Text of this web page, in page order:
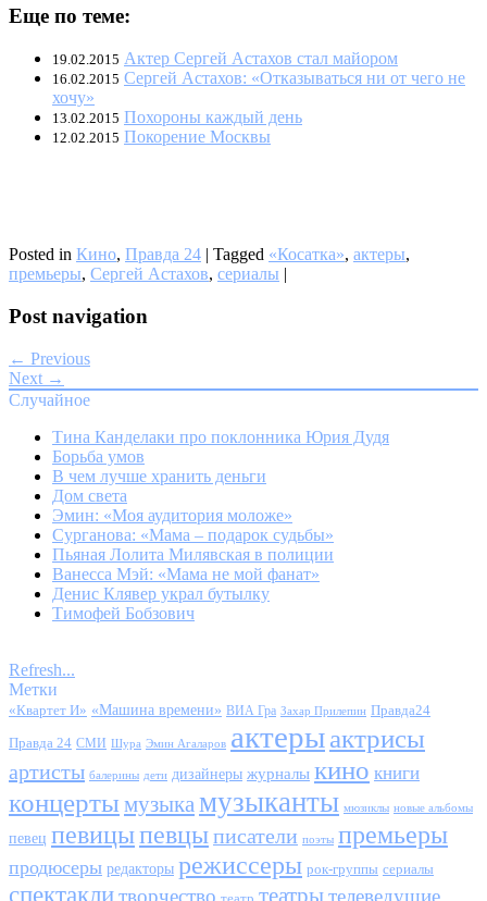
Еще по теме:
19.02.2015 Актер Сергей Астахов стал майором
16.02.2015 Сергей Астахов: «Отказываться ни от чего не
хочу»
13.02.2015 Похороны каждый день
12.02.2015 Покорение Москвы
Posted in Кино, Правда 24 | Tagged «Косатка», актеры,
премьеры, Сергей Астахов, сериалы |
Post navigation
← Previous
Next →
Случайное
Тина Канделаки про поклонника Юрия Дудя
Борьба умов
В чем лучше хранить деньги
Дом света
Эмин: «Моя аудитория моложе»
Сурганова: «Мама – подарок судьбы»
Пьяная Лолита Милявская в полиции
Ванесса Мэй: «Мама не мой фанат»
Денис Клявер украл бутылку
Тимофей Бобзович
Refresh...
Метки
«Квартет И» «Машина времени» ВИА Гра Захар Прилепин Правда24
Правда 24 СМИ Шура Эмин Агаларов актерыактрисы
артисты балерины дети дизайнеры журналы кино книги
концерты музыка музыканты мюзиклы новые альбомы
певец певицыпевцыписатели поэты премьеры
продюсеры редакторы режиссеры рок-группы сериалы
спектаклитворчество театрытелеведущие